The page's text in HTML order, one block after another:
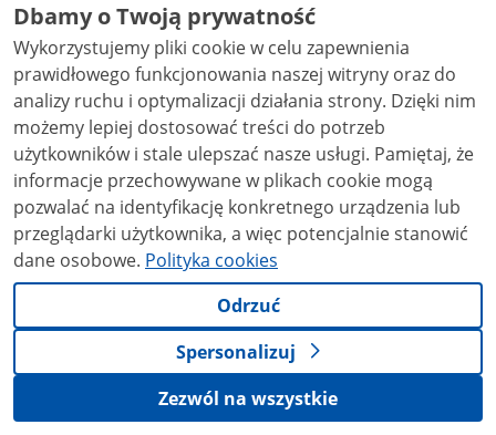
Flurostar​_Forte​_-​_R-69​_2023​_(zezw,​_publ).pdf
Flurostar Forte - R-1034/2025d (dec, publ)
Flurostar​_Forte​_-​_R-1034​_2025d​_(dec,​_publ).pdf 0.15MB
Flurostar Super SE - ET 30-11-2025
Flurostar​_Super​_SE​_-​_ET​_30-11-2025.pdf 0.69MB
Fluroxane 200 EC - ET 18-01-2026
Fluroxane​_200​_EC​_-​_ET​_18-01-2026.pdf 0.32MB
Flutax 150 EC - ET 12-12-2024
Flutax​_150​_EC​_-​_ET​_12-12-2024.pdf 0.38MB
Flutik 050 FS - ET 14-02-2026
Flutik​_050​_FS​_-​_ET​_14-02-2026.pdf 0.74MB
Fluto 500 SC - ET 20-12-2024
Fluto​_500​_SC​_-​_ET​_20-12-2024.pdf 0.24MB
Dbamy o Twoją prywatność
Wykorzystujemy pliki cookie w celu zapewnienia
prawidłowego funkcjonowania naszej witryny oraz do
analizy ruchu i optymalizacji działania strony. Dzięki nim
możemy lepiej dostosować treści do potrzeb
użytkowników i stale ulepszać nasze usługi. Pamiętaj, że
informacje przechowywane w plikach cookie mogą
pozwalać na identyfikację konkretnego urządzenia lub
przeglądarki użytkownika, a więc potencjalnie stanowić
dane osobowe. Polityka cookies
Odrzuć
Spersonalizuj
Zezwól na wszystkie